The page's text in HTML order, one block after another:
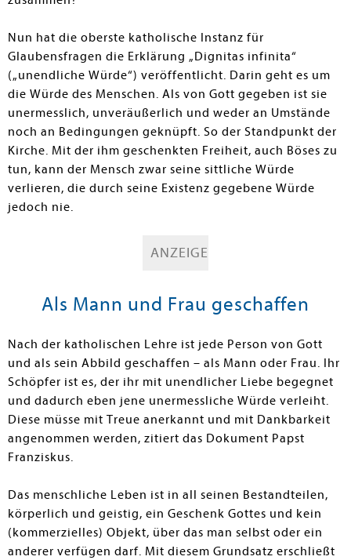
Nun hat die oberste katholische Instanz für
Glaubensfragen die Erklärung „Dignitas infinita“
(„unendliche Würde“) veröffentlicht. Darin geht es um
die Würde des Menschen. Als von Gott gegeben ist sie
unermesslich, unveräußerlich und weder an Umstände
noch an Bedingungen geknüpft. So der Standpunkt der
Kirche. Mit der ihm geschenkten Freiheit, auch Böses zu
tun, kann der Mensch zwar seine sittliche Würde
verlieren, die durch seine Existenz gegebene Würde
jedoch nie.
ANZEIGE
Als Mann und Frau geschaffen
Nach der katholischen Lehre ist jede Person von Gott
und als sein Abbild geschaffen – als Mann oder Frau. Ihr
Schöpfer ist es, der ihr mit unendlicher Liebe begegnet
und dadurch eben jene unermessliche Würde verleiht.
Diese müsse mit Treue anerkannt und mit Dankbarkeit
angenommen werden, zitiert das Dokument Papst
Franziskus.
Das menschliche Leben ist in all seinen Bestandteilen,
körperlich und geistig, ein Geschenk Gottes und kein
(kommerzielles) Objekt, über das man selbst oder ein
anderer verfügen darf. Mit diesem Grundsatz erschließt